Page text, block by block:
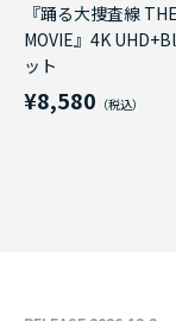
『踊る大捜査線 THE
MOVIE』4K
ット
¥8,580